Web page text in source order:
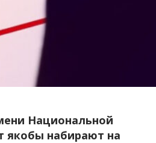
Национальной
якобы набирают на